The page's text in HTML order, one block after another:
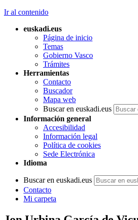
Ir al contenido
euskadi.eus
Página de inicio
Temas
Gobierno Vasco
Trámites
Herramientas
Contacto
Buscador
Mapa web
Buscar en euskadi.eus
Información general
Accesibilidad
Información legal
Política de cookies
Sede Electrónica
Idioma
Buscar en euskadi.eus
Contacto
Mi carpeta